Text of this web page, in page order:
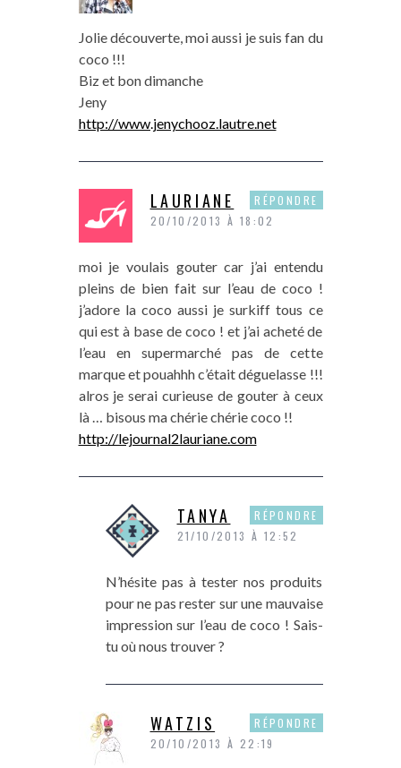
Jolie découverte, moi aussi je suis fan du
coco !!!
Biz et bon dimanche
Jeny
http://www.jenychooz.lautre.net
LAURIANE
20/10/2013 À 18:02
moi je voulais gouter car j’ai entendu
pleins de bien fait sur l’eau de coco !
j’adore la coco aussi je surkiff tous ce
qui est à base de coco ! et j’ai acheté de
l’eau en supermarché pas de cette
marque et pouahhh c’était déguelasse !!!
alros je serai curieuse de gouter à ceux
là … bisous ma chérie chérie coco !!
http://lejournal2lauriane.com
RÉPONDRE
TANYA
21/10/2013 À 12:52
N’hésite pas à tester nos produits
pour ne pas rester sur une mauvaise
impression sur l’eau de coco ! Sais-
tu où nous trouver ?
RÉPONDRE
WATZIS
20/10/2013 À 22:19
RÉPONDRE